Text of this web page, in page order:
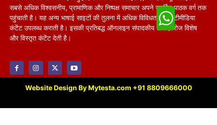
सबसे अधिक विश्वसनीय, प्रामाणिक और निष्पक्ष समाचार अपने समर्पित पाठक वर्ग तक
पहुंचाती है। यह अन्य भाषाई साइटों की तुलना में अधिक विविधतापूर्ण मल्टीमीडिया
कंटेंट उपलब्ध कराती है। इसकी प्रतिबद्ध ऑनलाइन संपादकीय टीम हररोज विशेष
और विस्तृत कंटेंट देती है।
Website Design By Mytesta.com +91 8809666000